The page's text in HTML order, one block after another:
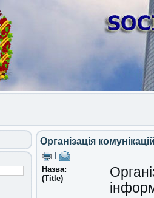
Організація
Назва:
(Title)